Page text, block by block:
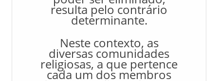
resulta pelo contrário
determinante.
Neste contexto, as
diversas comunidades
religiosas, a que pertence
cada um dos membros